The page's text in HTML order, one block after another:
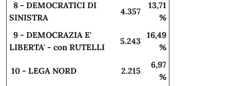
8 - DEMOCRATICI DI
SINISTRA
4.357
13,71
%
9 - DEMOCRAZIA E'
LIBERTA' - con RUTELLI
5.243
16,49
%
10 - LEGA NORD 2.215
6,97
%